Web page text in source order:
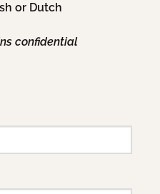
or Dutch
confidential